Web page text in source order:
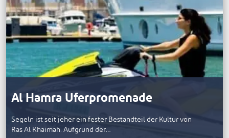
Al Hamra Uferpromenade
Segeln ist seit jeher ein fester Bestandteil der Kultur von
Ras Al Khaimah. Aufgrund der…